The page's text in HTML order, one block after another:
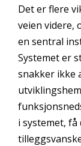
Det er flere
veien videre,
en sentral
Systemet er
snakker ikke
i systemet,